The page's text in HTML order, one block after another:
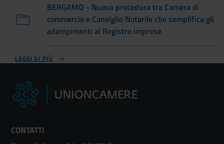
BERGAMO - Nuova procedura tra Camera di
commercio e Consiglio Notarile che semplifica gli
adempimenti al Registro imprese
LEGGI DI PIÙ
CONTATTI